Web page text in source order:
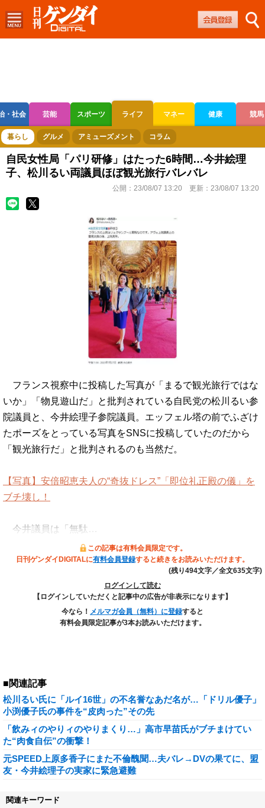
・社会 芸能 スポーツ ライフ マネー 健康 競馬
ボートレース 競輪 オートレース
暮らし グルメ アミューズメント コラム
自民女性局「パリ研修」はたった6時間…今井絵理
子、松川るい両議員ほぼ観光旅行バレバレ
公開： 23/08/07 13:20 更新： 23/08/07 13:20
フランス視察中に投稿した写真が「まるで観光旅行ではな
いか」「物見遊山だ」と批判されている自民党の松川るい参
院議員と、今井絵理子参院議員。エッフェル塔の前でふざけ
たポーズをとっている写真をSNSに投稿していたのだから
「観光旅行だ」と批判されるのも当然だ。
【写真】安倍昭恵夫人の“奇抜ドレス”「即位礼正殿の儀」を
ブチ壊し！
今井議員は「無駄…
この記事は有料会員限定です。
日刊ゲンダイDIGITALに有料会員登録すると続きをお読みいただけます。
(残り494文字／全文635文字)
ログインして読む
【ログインしていただくと記事中の広告が非表示になります】
今なら！ メルマガ会員（無料）に登録すると
有料会員限定記事が3本お読みいただけます。
■関連記事
松川るい氏に「ルイ16世」の不名誉なあだ名が…「ドリル優子」
小渕優子氏の事件を“皮肉った”その先
「飲みィのやりィのやりまくり…」高市早苗氏がブチまけてい
た“肉食自伝”の衝撃！
元SPEED上原多香子にまた不倫醜聞…夫バレ→DVの果てに、盟
友・今井絵理子の実家に緊急避難
関連キーワード